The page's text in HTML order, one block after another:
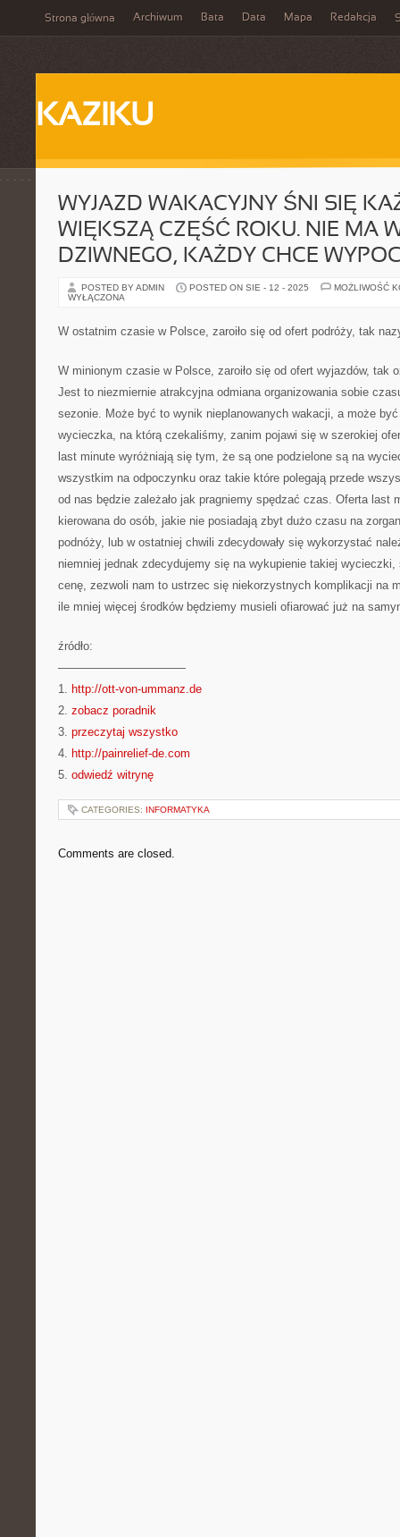
Strona główna Archiwum Bata Data Mapa Redakcja
KAZIKU
WYJAZD WAKACYJNY ŚNI SIĘ
WIĘKSZĄ CZĘŚĆ ROKU. NIE MA
DZIWNEGO, KAŻDY CHCE
POSTED BY ADMIN POSTED ON SIE - 12 - 2025
MOŻLIWOŚĆ
WYŁĄCZONA
W ostatnim czasie w Polsce, zaroiło się od ofert podróży, tak
W minionym czasie w Polsce, zaroiło się od ofert wyjazdów, tak
Jest to niezmiernie atrakcyjna odmiana organizowania sobie
sezonie. Może być to wynik nieplanowanych wakacji, a może
wycieczka, na którą czekaliśmy, zanim pojawi się w szerokiej
last minute wyróżniają się tym, że są one podzielone są na
wszystkim na odpoczynku oraz takie które polegają przede
od nas będzie zależało jak pragniemy spędzać czas. Oferta last
kierowana do osób, jakie nie posiadają zbyt dużo czasu na
podnóży, lub w ostatniej chwili zdecydowały się wykorzystać
niemniej jednak zdecydujemy się na wykupienie takiej
cenę, zezwoli nam to ustrzec się niekorzystnych komplikacji na
ile mniej więcej środków będziemy musieli ofiarować już na
źródło:
———————————
1. http://ott-von-ummanz.de
2. zobacz poradnik
3. przeczytaj wszystko
4. http://painrelief-de.com
5. odwiedź witrynę
CATEGORIES: INFORMATYKA
Comments are closed.